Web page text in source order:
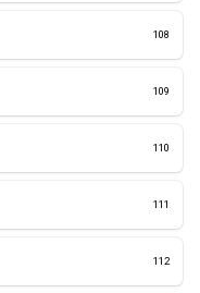
108
109
110
111
112